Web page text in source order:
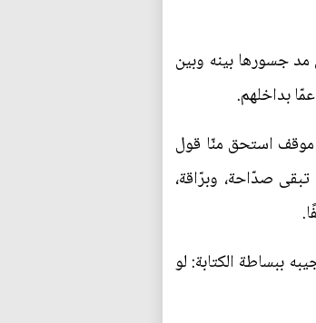
جسورها بينه وبين
بداخلهم.
موقف استحق منّا قول
صدّاحة، وبرّاقة،
ببساطة الكتابة: لو